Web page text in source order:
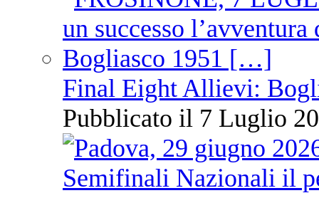
Final Eight Allievi:
Pubblicato il 7 Luglio